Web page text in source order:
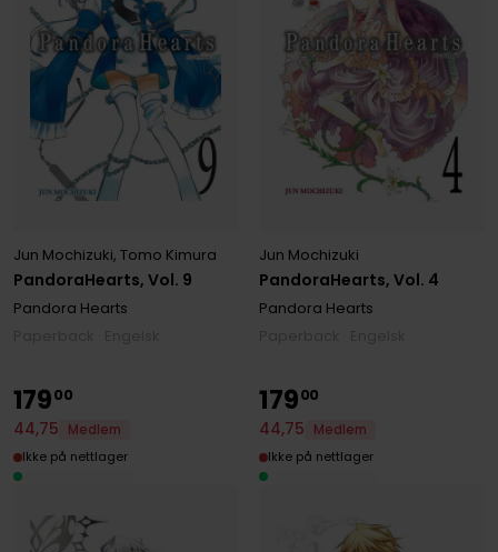
PandoraHearts, Vol. 9
Jun Mochizuki, Tomo Kimura
Pandora Hearts
PandoraHearts, Vol. 4
Jun Mochizuki
Pandora Hearts
17900
44,75
Medlem
Ikke på nettlager
17900
44,75
Medlem
Ikke på nettlager